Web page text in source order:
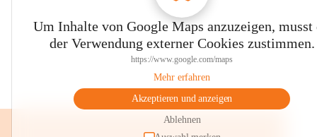
Um Inhalte von Google Maps anzuzeigen, musst
der Verwendung externer Cookies zustimmen.
https://www.google.com/maps
Mehr erfahren
Akzeptieren und anzeigen
Ablehnen